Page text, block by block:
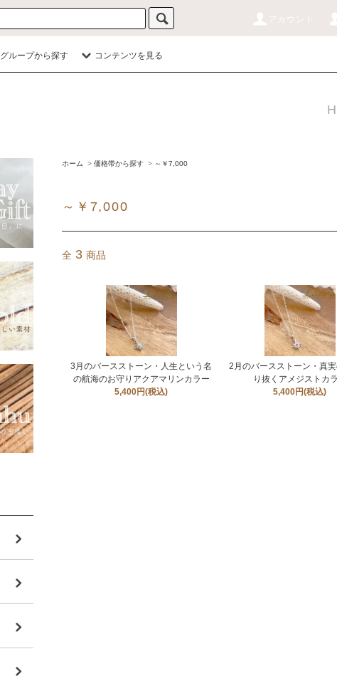
アカウント
グループから探す コンテンツを見る
ホーム > 価格帯から探す > ～￥7,000
～￥7,000
全 3 商品
3月のバースストーン・人生という名
の航海のお守りアクアマリンカラー
5,400円(税込)
2月のバースストーン・真
り抜くアメジストカ
5,400円(税込)